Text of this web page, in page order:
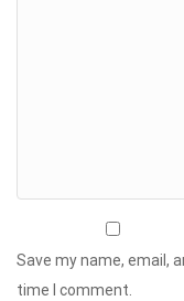
Save my name, email,
time I comment.